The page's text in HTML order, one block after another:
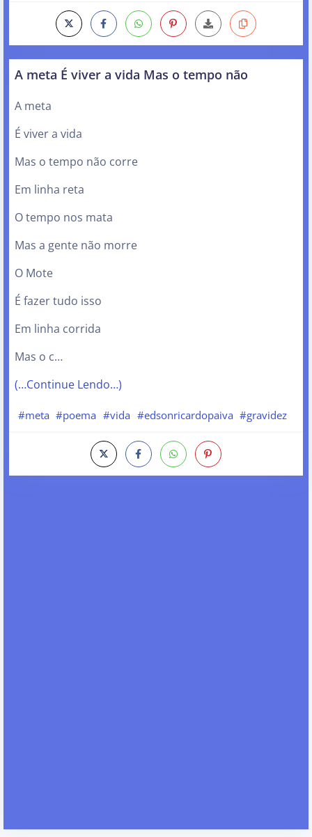
A meta É viver a vida Mas o tempo não
A meta
É viver a vida
Mas o tempo não corre
Em linha reta
O tempo nos mata
Mas a gente não morre
O Mote
É fazer tudo isso
Em linha corrida
Mas o c…
(…Continue Lendo…)
#meta #poema #vida #edsonricardopaiva #gravidez